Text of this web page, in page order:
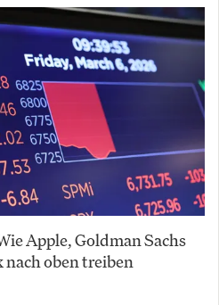
Apple, Goldman Sachs
oben treiben